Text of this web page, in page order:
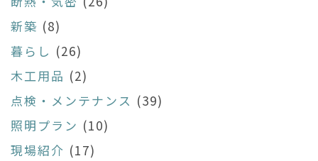
新築 (8)
暮らし (26)
木工用品 (2)
点検・メンテナンス (39)
照明プラン (10)
現場紹介 (17)